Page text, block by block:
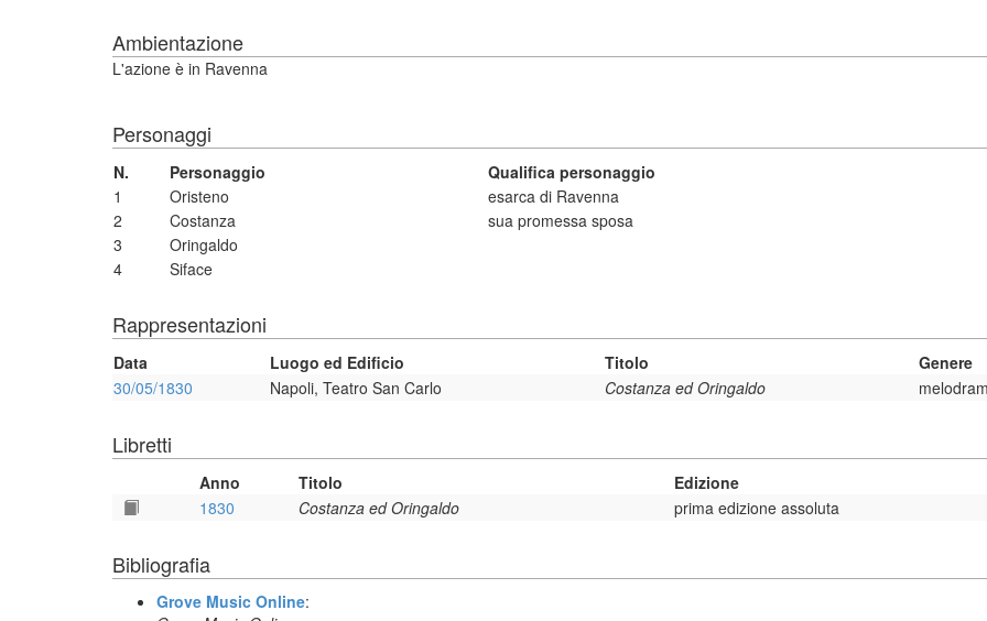
Ambientazione
L'azione è in Ravenna
Personaggi
N. Personaggio Qualifica personaggio
1
Oristeno esarca di Ravenna
2
Costanza sua promessa sposa
3
Oringaldo
4
Siface
Rappresentazioni
Data Luogo ed Edificio Titolo Genere
30/05/1830
Napoli, Teatro San Carlo Costanza ed Oringaldo
Libretti
Anno Titolo Edizione
1830
Costanza ed Oringaldo prima edizione assoluta
Bibliografia
Grove Music Online: